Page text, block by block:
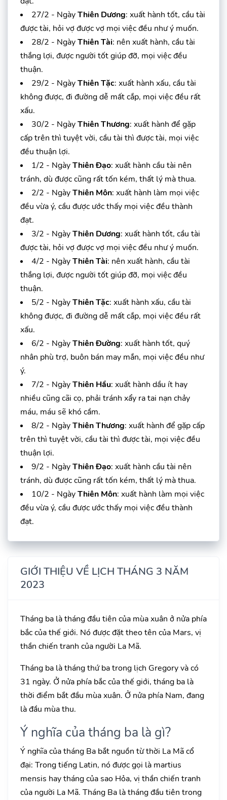
27/2 - NgàyThiên Dương: xuất hành tốt, cầu tài
được tài, hỏi vợ được vợ mọi việc đều như ý muốn.
28/2 - NgàyThiên Tài: nên xuất hành, cầu tài
thắng lợi, được người tốt giúp đỡ, mọi việc đều
thuận.
29/2 - NgàyThiên Tặc: xuất hành xấu, cầu tài
không được, đi đường dễ mất cắp, mọi việc đều rất
xấu.
30/2 - NgàyThiên Thương: xuất hành để gặp
cấp trên thì tuyệt vời, cầu tài thì được tài, mọi việc
đều thuận lợi.
1/2 - NgàyThiên Đạo: xuất hành cầu tài nên
tránh, dù được cũng rất tốn kém, thất lý mà thua.
2/2 - NgàyThiên Môn: xuất hành làm mọi việc
đều vừa ý, cầu được ước thấy mọi việc đều thành
đạt.
3/2 - NgàyThiên Dương: xuất hành tốt, cầu tài
được tài, hỏi vợ được vợ mọi việc đều như ý muốn.
4/2 - NgàyThiên Tài: nên xuất hành, cầu tài
thắng lợi, được người tốt giúp đỡ, mọi việc đều
thuận.
5/2 - NgàyThiên Tặc: xuất hành xấu, cầu tài
không được, đi đường dễ mất cắp, mọi việc đều rất
xấu.
6/2 - NgàyThiên Đường: xuất hành tốt, quý
nhân phù trợ, buôn bán may mắn, mọi việc đều như
ý.
7/2 - NgàyThiên Hầu: xuất hành dầu ít hay
nhiều cũng cãi cọ, phải tránh xẩy ra tai nạn chảy
máu, máu sẽ khó cầm.
8/2 - NgàyThiên Thương: xuất hành để gặp cấp
trên thì tuyệt vời, cầu tài thì được tài, mọi việc đều
thuận lợi.
9/2 - NgàyThiên Đạo: xuất hành cầu tài nên
tránh, dù được cũng rất tốn kém, thất lý mà thua.
10/2 - NgàyThiên Môn: xuất hành làm mọi việc
đều vừa ý, cầu được ước thấy mọi việc đều thành
đạt.
GIỚI THIỆU VỀ LỊCH THÁNG 3 NĂM
2023
Tháng ba là tháng đầu tiên của mùa xuân ở nửa phía
bắc của thế giới. Nó được đặt theo tên của Mars, vị
thần chiến tranh của người La Mã.
Tháng ba là tháng thứ ba trong lịch Gregory và có
31 ngày. Ở nửa phía bắc của thế giới, tháng ba là
thời điểm bắt đầu mùa xuân. Ở nửa phía Nam, đang
là đầu mùa thu.
Ý nghĩa của tháng ba là gì?
Ý nghĩa của tháng Ba bắt nguồn từ thời La Mã cổ
đại: Trong tiếng Latin, nó được gọi là martius
mensis hay tháng của sao Hỏa, vị thần chiến tranh
của người La Mã. Tháng Ba là tháng đầu tiên trong